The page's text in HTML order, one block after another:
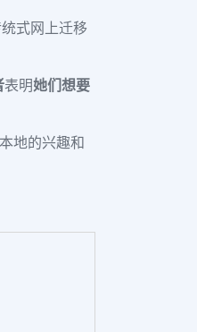
式网上迁移
表明她们想要
地的兴趣和